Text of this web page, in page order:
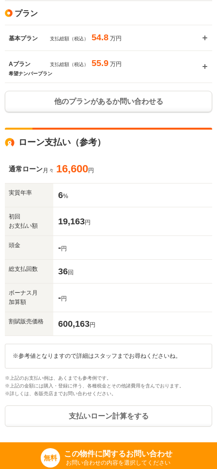
プラン
基本プラン 支払総額（税込） 54.8 万円
Aプラン 支払総額（税込） 55.9 万円
希望ナンバープラン
他のプランがあるか問い合わせる
ローン支払い（参考）
通常ローン月々 16,600円
実質年率 6%
初回
お支払い額
19,163円
頭金 -円
総支払回数 36回
ボーナス月
加算額
-円
割賦販売価格 600,163円
※参考値となりますので詳細はスタッフまでお尋ねくださいね。
※上記のお支払い例は、あくまでも参考例です。
※上記の金額には購入・登録に伴う、各種税金とその他諸費用を含んでおります。
※詳しくは、各販売店までお問い合わせください。
支払いローン計算をする
無料 この物件に関するお問い合わせ
お問い合わせの内容を選択してください